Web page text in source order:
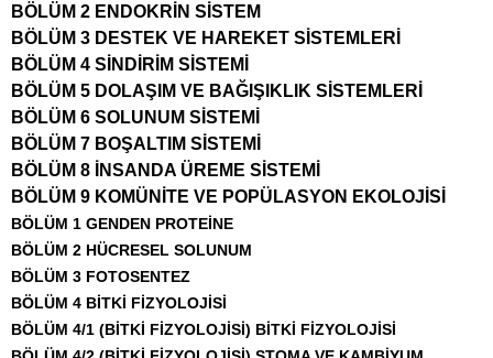
BÖLÜM 2 ENDOKRİN SİSTEM
BÖLÜM 3 DESTEK VE HAREKET SİSTEMLERİ
BÖLÜM 4 SİNDİRİM SİSTEMİ
BÖLÜM 5 DOLAŞIM VE BAĞIŞIKLIK SİSTEMLERİ
BÖLÜM 6 SOLUNUM SİSTEMİ
BÖLÜM 7 BOŞALTIM SİSTEMİ
BÖLÜM 8 İNSANDA ÜREME SİSTEMİ
BÖLÜM 9 KOMÜNİTE VE POPÜLASYON EKOLOJİSİ
BÖLÜM 1 GENDEN PROTEİNE
BÖLÜM 2 HÜCRESEL SOLUNUM
BÖLÜM 3 FOTOSENTEZ
BÖLÜM 4 BİTKİ FİZYOLOJİSİ
BÖLÜM 4/1 (BİTKİ FİZYOLOJİSİ) BİTKİ FİZYOLOJİSİ